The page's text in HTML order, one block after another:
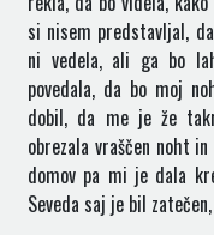
si nisem predstavljal,
ni vedela, ali ga bo
povedala, da bo moj
dobil, da me je že
obrezala vraščen noht
domov pa mi je dala
Seveda saj je bil